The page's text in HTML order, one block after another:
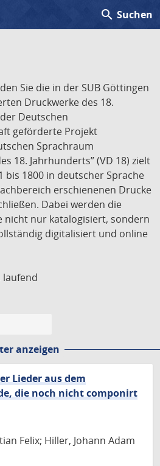
search Suchen
Sie die in der SUB Göttingen
Druckwerke des 18.
Deutschen
geförderte Projekt
Sprachraum
18. Jahrhunderts” (VD 18) zielt
bis 1800 in deutscher Sprache
erschienenen Drucke
Dabei werden die
nicht nur katalogisiert, sondern
digitalisiert und online
laufend
anzeigen
Lieder aus dem
die noch nicht componirt
Felix; Hiller, Johann Adam